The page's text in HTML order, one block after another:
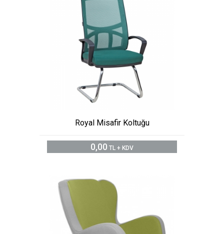
Royal Misafir Koltuğu
0,00 TL + KDV